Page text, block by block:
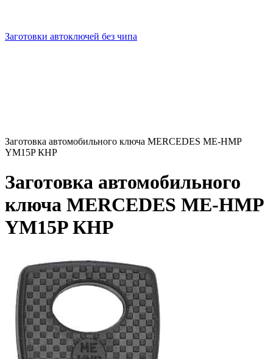
Заготовки автоключей без чипа
Заготовка автомобильного ключа MERCEDES ME-HMP
YM15P КНР
Заготовка автомобильного
ключа MERCEDES ME-HMP
YM15P КНР